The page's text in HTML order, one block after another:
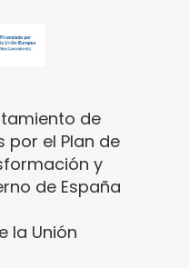
de
por el Plan de
y
de España
la Unión